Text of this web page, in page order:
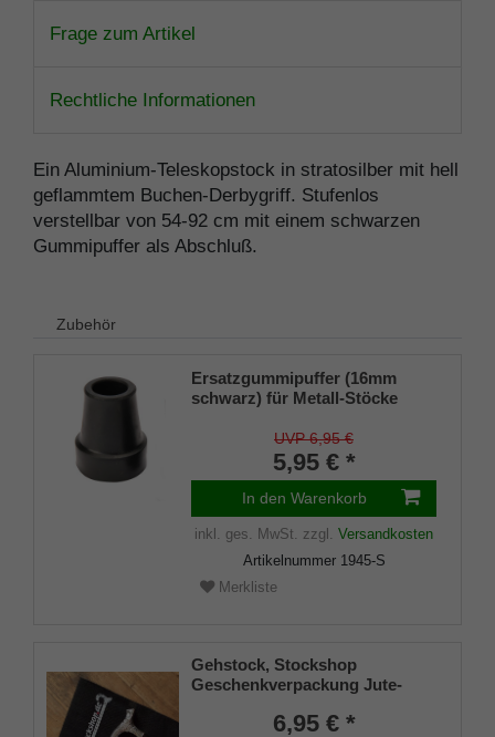
Frage zum Artikel
Rechtliche Informationen
Ein Aluminium-Teleskopstock in stratosilber mit hell
geflammtem Buchen-Derbygriff. Stufenlos
verstellbar von 54-92 cm mit einem schwarzen
Gummipuffer als Abschluß.
Zubehör
Ersatzgummipuffer (16mm
schwarz) für Metall-Stöcke
ca. 16mm) mit Metalleinlage
(VE 1 Stück)
UVP 6,95 €
5,95 € *
In den Warenkorb
inkl. ges. MwSt. zzgl. Versandkosten
Artikelnummer 1945-S
Merkliste
Gehstock, Stockshop
Geschenkverpackung Jute-
Klettverschluss6,95 € *